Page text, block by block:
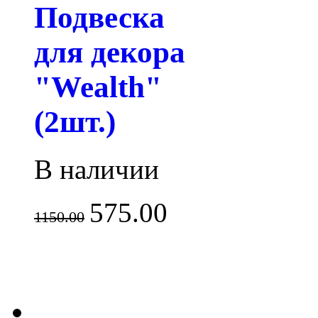
Подвеска
для декора
"Wealth"
(2шт.)
В наличии
1150.00 575.00